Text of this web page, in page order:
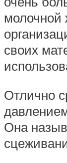
молочной
своих
Отлично
Она